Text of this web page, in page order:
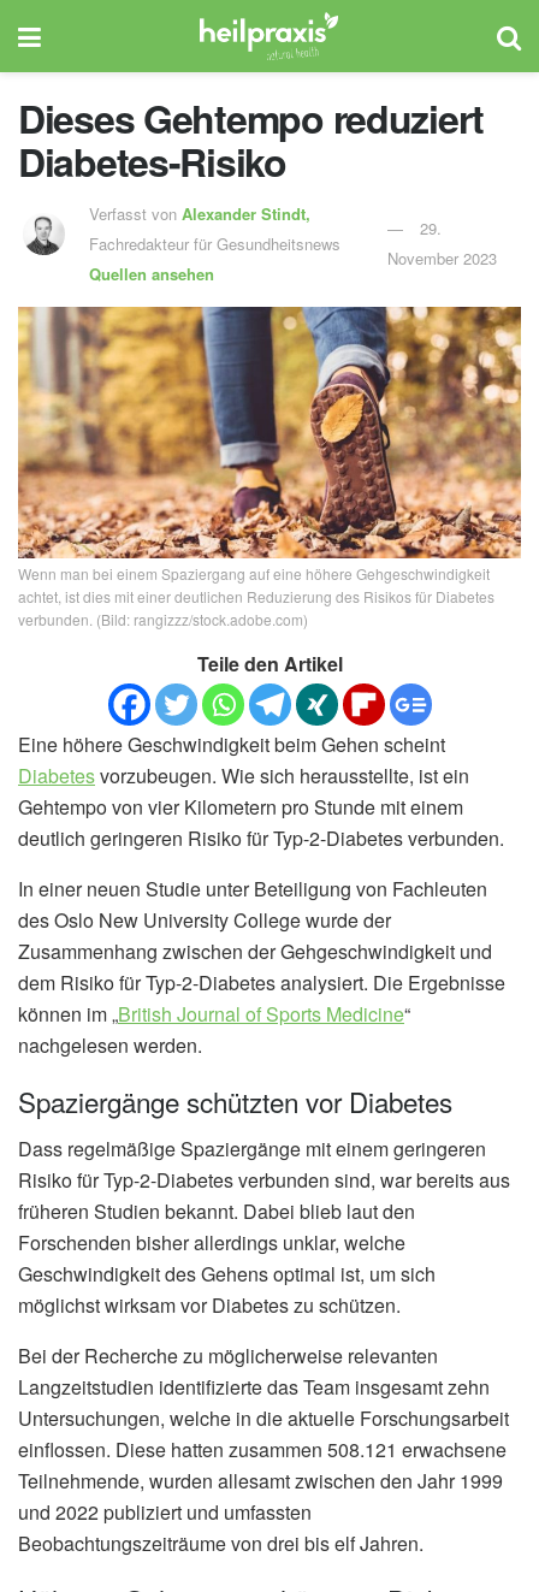
Dieses Gehtempo reduziert
Diabetes-Risiko
Verfasst von Alexander Stindt,
Fachredakteur für Gesundheitsnews
Quellen ansehen
29.
November 2023
Wenn man bei einem Spaziergang auf eine höhere Gehgeschwindigkeit
achtet, ist dies mit einer deutlichen Reduzierung des Risikos für Diabetes
verbunden. (Bild: rangizzz/stock.adobe.com)
Teile den Artikel
Eine höhere Geschwindigkeit beim Gehen scheint
Diabetesvorzubeugen. Wie sich herausstellte, ist ein
Gehtempo von vier Kilometern pro Stunde mit einem
deutlich geringeren Risiko für Typ-2-Diabetes verbunden.
In einer neuen Studie unter Beteiligung von Fachleuten
des Oslo New University College wurde der
Zusammenhang zwischen der Gehgeschwindigkeit und
dem Risiko für Typ-2-Diabetes analysiert. Die Ergebnisse
können im „British Journal of Sports Medicine“
nachgelesen werden.
Spaziergänge schützten vor Diabetes
Dass regelmäßige Spaziergänge mit einem geringeren
Risiko für Typ-2-Diabetes verbunden sind, war bereits aus
früheren Studien bekannt. Dabei blieb laut den
Forschenden bisher allerdings unklar, welche
Geschwindigkeit des Gehens optimal ist, um sich
möglichst wirksam vor Diabetes zu schützen.
Bei der Recherche zu möglicherweise relevanten
Langzeitstudien identifizierte das Team insgesamt zehn
Untersuchungen, welche in die aktuelle Forschungsarbeit
einflossen. Diese hatten zusammen 508.121 erwachsene
Teilnehmende, wurden allesamt zwischen den Jahr 1999
und 2022 publiziert und umfassten
Beobachtungszeiträume von drei bis elf Jahren.